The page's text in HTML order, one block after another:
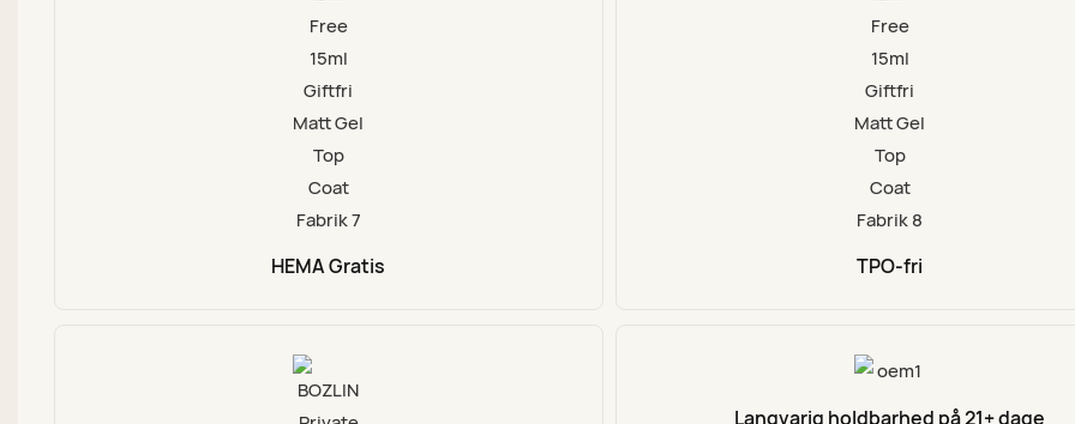
HEMA Gratis TPO-fri
Langvarig holdbarhed på 21+ dage